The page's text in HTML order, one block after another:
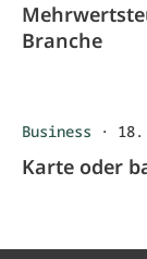
Branche
Business ·
Karte oder